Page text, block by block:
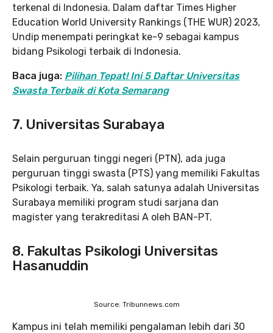
terkenal di Indonesia. Dalam daftar Times Higher
Education World University Rankings (THE WUR) 2023,
Undip menempati peringkat ke-9 sebagai kampus
bidang Psikologi terbaik di Indonesia.
Baca juga: Pilihan Tepat! Ini 5 Daftar Universitas
Swasta Terbaik di Kota Semarang
7. Universitas Surabaya
Selain perguruan tinggi negeri (PTN), ada juga
perguruan tinggi swasta (PTS) yang memiliki Fakultas
Psikologi terbaik. Ya, salah satunya adalah Universitas
Surabaya memiliki program studi sarjana dan
magister yang terakreditasi A oleh BAN-PT.
8. Fakultas Psikologi Universitas
Hasanuddin
Source: Tribunnews.com
Kampus ini telah memiliki pengalaman lebih dari 30